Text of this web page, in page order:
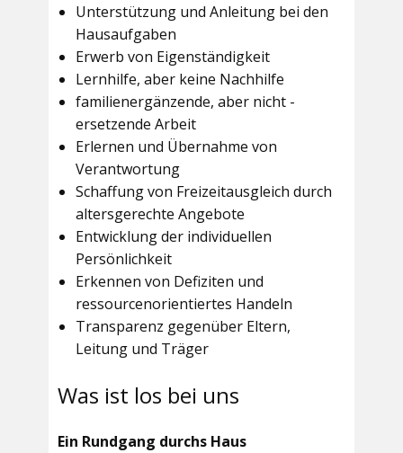
Unterstützung und Anleitung bei den
Hausaufgaben
Erwerb von Eigenständigkeit
Lernhilfe, aber keine Nachhilfe
familienergänzende, aber nicht -
ersetzende Arbeit
Erlernen und Übernahme von
Verantwortung
Schaffung von Freizeitausgleich durch
altersgerechte Angebote
Entwicklung der individuellen
Persönlichkeit
Erkennen von Defiziten und
ressourcenorientiertes Handeln
Transparenz gegenüber Eltern,
Leitung und Träger
Was ist los bei uns
Ein Rundgang durchs Haus